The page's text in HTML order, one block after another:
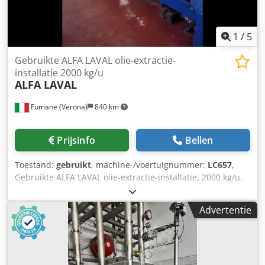
en/of door een pyrolyseproces in droogloopmodus.
1 / 5
Fumane (Verona) 840 km
Gebruikte ALFA LAVAL olie-extractie-
installatie 2000 kg/u
ALFA LAVAL
Prijsinfo Bellen
Toestand: gebruikt, machine-/voertuignummer: LC657,
Gebruikte ALFA LAVAL olie-extractie-installatie, 2000 kg/u.
Technische specificaties en prestatiegegevens. Deze
complete olijfolie-verwerkingslijn combineert beproefde
Alfa Laval-scheidingstechnologie met robuuste kned- en
verwerkingstechniek om een betrouwbare, continue
extractieprestatie te leveren. Het betreft een gebruikte,
industriële verwerkingsoplossing die is ontworpen om te
Advertentie